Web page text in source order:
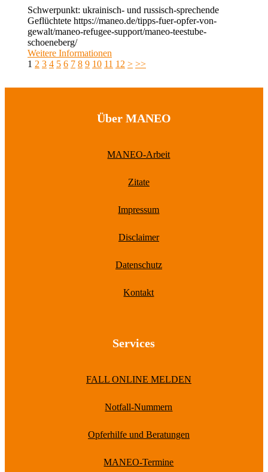
Schwerpunkt: ukrainisch- und russisch-sprechende
Geflüchtete https://maneo.de/tipps-fuer-opfer-von-
gewalt/maneo-refugee-support/maneo-teestube-
schoeneberg/
Weitere Informationen
1 2 3 4 5 6 7 8 9 10 11 12 > >>
Über MANEO
MANEO-Arbeit
Zitate
Impressum
Disclaimer
Datenschutz
Kontakt
Services
FALL ONLINE MELDEN
Notfall-Nummern
Opferhilfe und Beratungen
MANEO-Termine